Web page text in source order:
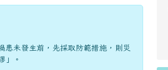
患未發生前，先採取防範措施，則災
」。